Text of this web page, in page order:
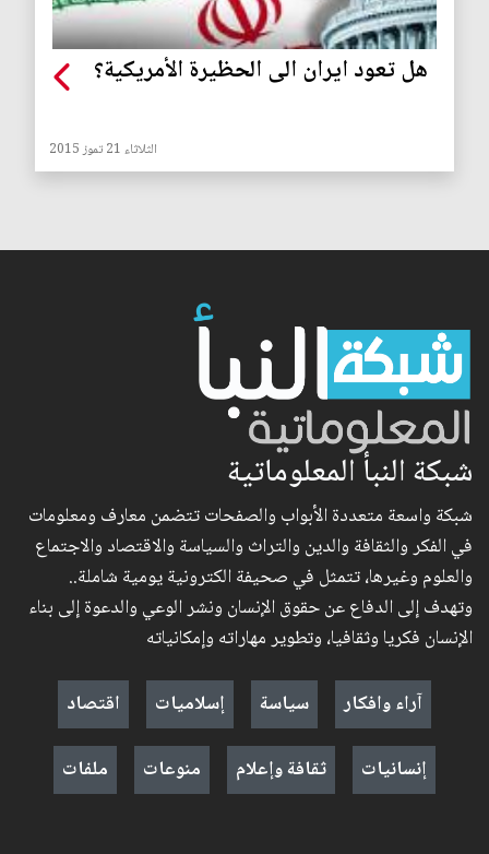
هل تعود ايران الى الحظيرة الأمريكية؟
الثلاثاء 21 تموز 2015
شبكة النبأ المعلوماتية
شبكة واسعة متعددة الأبواب والصفحات تتضمن معارف ومعلومات
في الفكر والثقافة والدين والتراث والسياسة والاقتصاد والاجتماع
والعلوم وغيرها، تتمثل في صحيفة الكترونية يومية شاملة..
وتهدف إلى الدفاع عن حقوق الإنسان ونشر الوعي والدعوة إلى بناء
الإنسان فكريا وثقافيا، وتطوير مهاراته وإمكانياته
آراء وافكار
سياسة إسلاميات
اقتصاد
إنسانيات
ثقافة وإعلام منوعات ملفات